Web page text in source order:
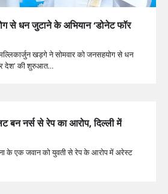
से धन जुटाने के अभियान ‘डोनेट फॉर
खड़गे ने सोमवार को जनसहयोग से धन
देश’ की शुरुआत…
बन नर्स से रेप का आरोप, दिल्ली में
के एक जवान को युवती से रेप के आरोप में अरेस्ट